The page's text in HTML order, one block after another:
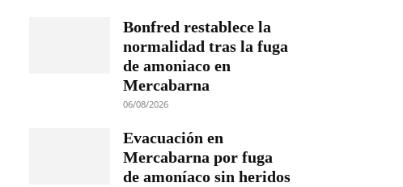
Bonfred restablece la
normalidad tras la fuga
de amoniaco en
Mercabarna
06/08/2026
Evacuación en
Mercabarna por fuga
de amoníaco sin heridos